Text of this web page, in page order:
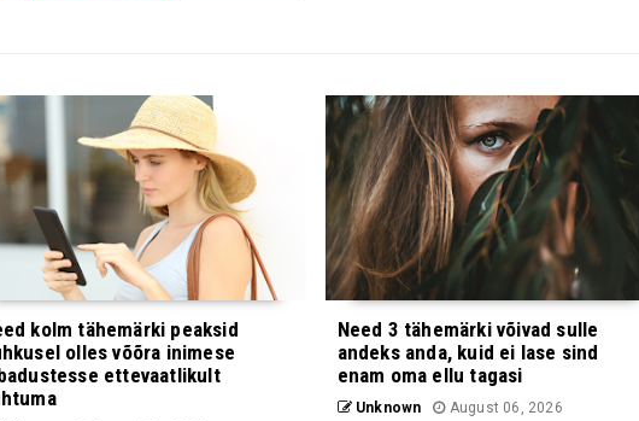
kolm tähemärki peaksid
olles võõra inimese
ettevaatlikult
Need 3 tähemärki võivad sulle
andeks anda, kuid ei lase sind
enam oma ellu tagasi
Unknown August 06, 2026